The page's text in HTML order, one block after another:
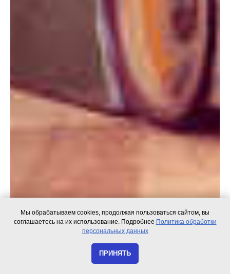
Мы обрабатываем cookies, продолжая пользоваться сайтом, вы
соглашаетесь на их использование. Подробнее Политика обработки
персональных данных
ПРИНЯТЬ